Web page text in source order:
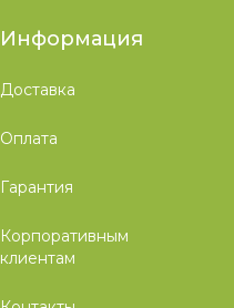
Информация
Доставка
Оплата
Гарантия
Корпоративным
клиентам